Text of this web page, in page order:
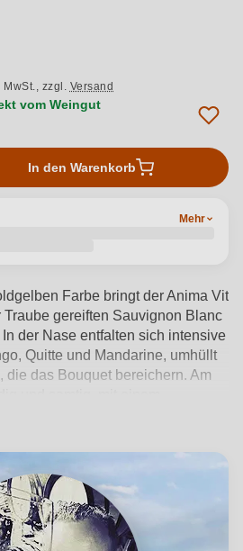
zzgl. Versand
vom Weingut
In den Warenkorb
Mehr
Farbe bringt der Anima Vit
gereiften Sauvignon Blanc
der Nase entfalten sich intensive
Quitte und Mandarine, umhüllt
das Bouquet bereichern. Am
der durch einen moderaten
langen und raffinierten Abgang
die auf Gestellen in
im Februar gepresst und 12
aus französischer Eiche
dieser Passito eine